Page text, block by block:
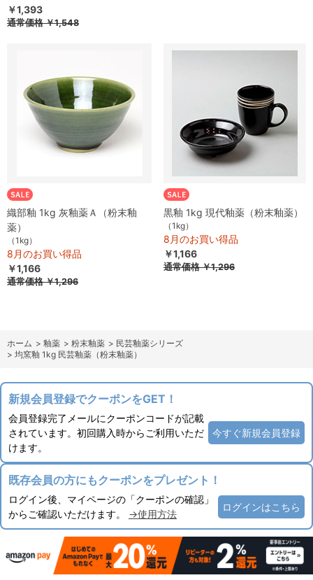
￥1,393
通常価格￥1,548
織部釉 1kg 灰釉薬Ａ（粉末釉
薬）
（1kg）
8月のお買い得品
￥1,166
通常価格￥1,296
黒釉 1kg 現代釉薬（粉末釉薬）
（1kg）
8月のお買い得品
￥1,166
通常価格￥1,296
ホーム > 釉薬 > 粉末釉薬 > 民芸釉薬シリーズ
> 均窯釉 1kg 民芸釉薬（粉末釉薬）
新規会員登録でクーポンをGET！
会員登録完了メールにクーポンコードが記載
されています。初回購入時からご利用いただ
けます。
今すぐ新規会員登録
既存会員の方にもクーポンをプレゼント！
ログイン後、マイページの「クーポンの確認」
からご確認いただけます。 →使用方法
ログインはこちら